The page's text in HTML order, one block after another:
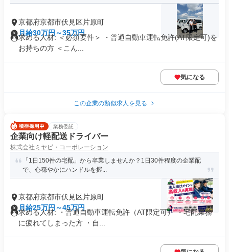
京都府京都市伏見区片原町
月給30万円～35万円
求める人材: ＜必須要件＞ ・普通自動車運転免許(AT限定可)を
お持ちの方 ＜こん...
気になる
この企業の類似求人を見る
業務委託
企業向け軽配送ドライバー
株式会社ミヤビ・コーポレーション
「1日150件の宅配」から卒業しませんか？1日30件程度の企業配
で、心穏やかにハンドルを握...
京都府京都市伏見区片原町
月給25万円～45万円
求める人材: ・普通自動車運転免許（AT限定可） ・宅配業務
に疲れてしまった方 ・自...